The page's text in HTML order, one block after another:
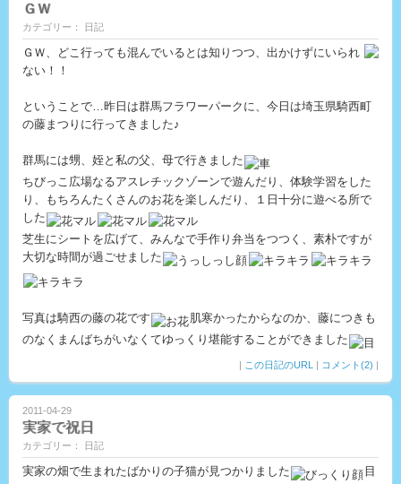
ＧＷ
カテゴリー： 日記
ＧＷ、どこ行っても混んでいるとは知りつつ、出かけずにいられ
ない！！
ということで…昨日は群馬フラワーパークに、今日は埼玉県騎西町
の藤まつりに行ってきました♪
群馬には甥、姪と私の父、母で行きました
ちびっこ広場なるアスレチックゾーンで遊んだり、体験学習をした
り、もちろんたくさんのお花を楽しんだり、１日十分に遊べる所で
した
芝生にシートを広げて、みんなで手作り弁当をつつく、素朴ですが
大切な時間が過ごせました
写真は騎西の藤の花です
肌寒かったからなのか、藤につきも
のなくまんばちがいなくてゆっくり堪能することができました
| この日記のURL | コメント(2) |
2011-04-29
実家で祝日
カテゴリー： 日記
実家の畑で生まれたばかりの子猫が見つかりました
目